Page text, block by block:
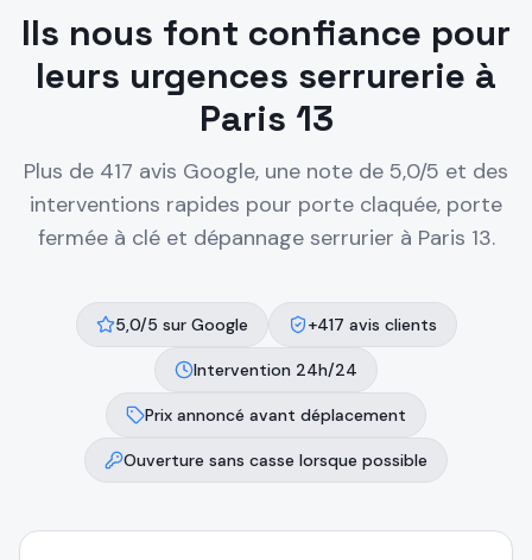
Ils nous font confiance pour
leurs urgences serrurerie à
Paris 13
Plus de 417 avis Google, une note de 5,0/5 et des
interventions rapides pour porte claquée, porte
fermée à clé et dépannage serrurier à Paris 13.
5,0/5 sur Google +417 avis clients
Intervention 24h/24
Prix annoncé avant déplacement
Ouverture sans casse lorsque possible